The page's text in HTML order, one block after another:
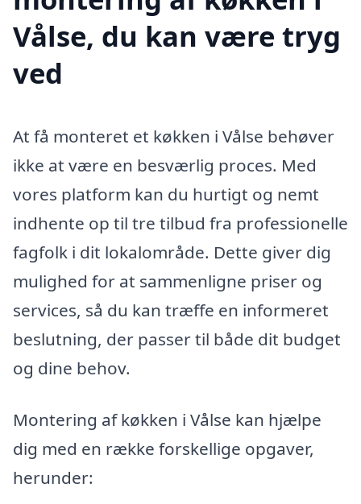
Vålse, du kan være tryg
ved
At få monteret et køkken i Vålse behøver
ikke at være en besværlig proces. Med
vores platform kan du hurtigt og nemt
indhente op til tre tilbud fra professionelle
fagfolk i dit lokalområde. Dette giver dig
mulighed for at sammenligne priser og
services, så du kan træffe en informeret
beslutning, der passer til både dit budget
og dine behov.
Montering af køkken i Vålse kan hjælpe
dig med en række forskellige opgaver,
herunder: